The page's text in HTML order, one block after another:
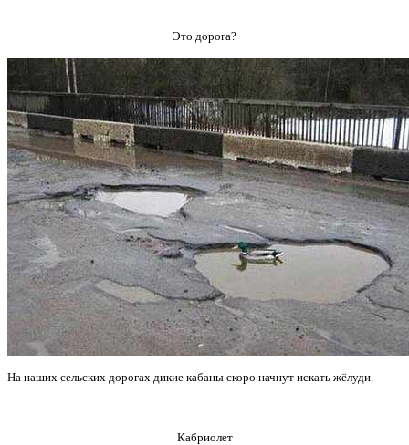
Это дорога?
На наших сельских дорогах дикие кабаны скоро начнут искать жёлуди.
Кабриолет